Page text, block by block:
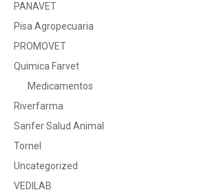
PANAVET
Pisa Agropecuaria
PROMOVET
Quimica Farvet
Medicamentos
Riverfarma
Sanfer Salud Animal
Tornel
Uncategorized
VEDILAB